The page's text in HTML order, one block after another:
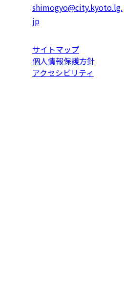
shimogyo@city.kyoto.lg.
jp
サイトマップ
個人情報保護方針
アクセシビリティ